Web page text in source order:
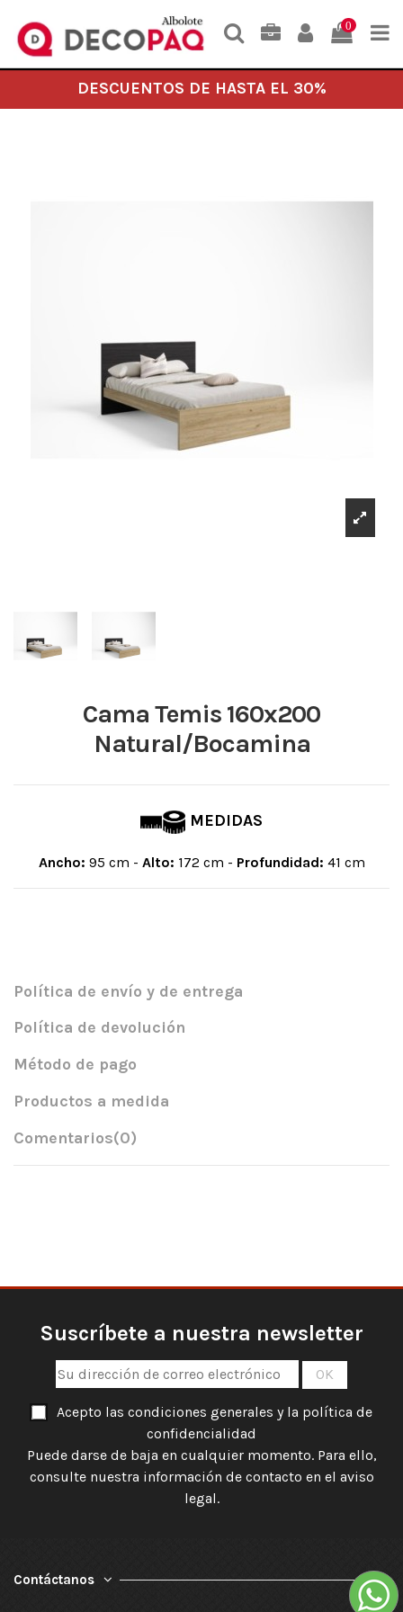
0
DESCUENTOS DE HASTA EL 30%
Cama Temis 160x200
Natural/Bocamina
MEDIDAS
Ancho: 95 cm - Alto: 172 cm - Profundidad: 41 cm
Política de envío y de entrega
Política de devolución
Método de pago
Productos a medida
Comentarios(0)
Suscríbete a nuestra newsletter
Acepto las condiciones generales y la política de
confidencialidad
Puede darse de baja en cualquier momento. Para ello,
consulte nuestra información de contacto en el aviso
legal.
Contáctanos